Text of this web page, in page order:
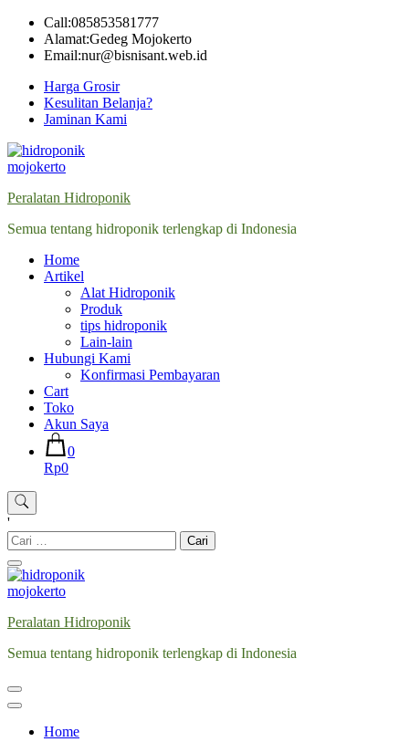
Skip
content
Call:085853581777
Alamat:Gedeg Mojokerto
Email:nur@bisnisant.web.id
Harga Grosir
Kesulitan Belanja?
Jaminan Kami
Peralatan Hidroponik
Semua tentang hidroponik terlengkap di Indonesia
Home
Artikel
Alat Hidroponik
Produk
tips hidroponik
Lain-lain
Hubungi Kami
Konfirmasi Pembayaran
Cart
Toko
Akun Saya
0
Rp0
'
Cari
untuk:
Peralatan Hidroponik
Semua tentang hidroponik terlengkap di Indonesia
Home